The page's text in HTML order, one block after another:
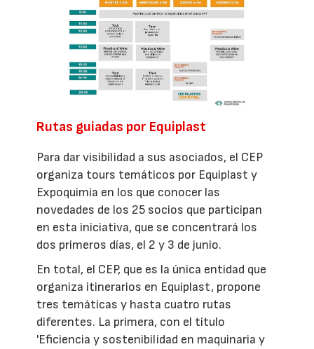
Rutas guiadas por Equiplast
Para dar visibilidad a sus asociados, el CEP
organiza tours temáticos por Equiplast y
Expoquimia en los que conocer las
novedades de los 25 socios que participan
en esta iniciativa, que se concentrará los
dos primeros días, el 2 y 3 de junio.
En total, el CEP, que es la única entidad que
organiza itinerarios en Equiplast, propone
tres temáticas y hasta cuatro rutas
diferentes. La primera, con el título
'Eficiencia y sostenibilidad en maquinaria y